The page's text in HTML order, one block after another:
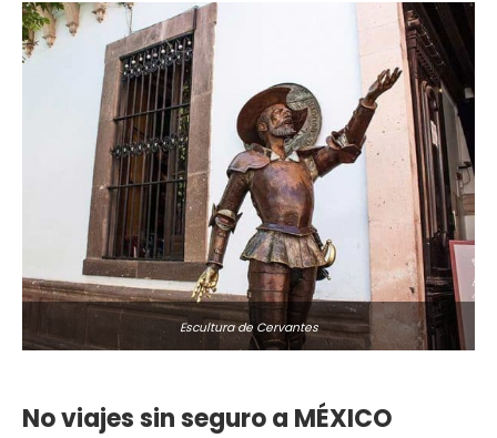
Escultura de Cervantes
No viajes sin seguro a MÉXICO